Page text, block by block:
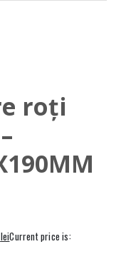
roți
leiCurrent price is: